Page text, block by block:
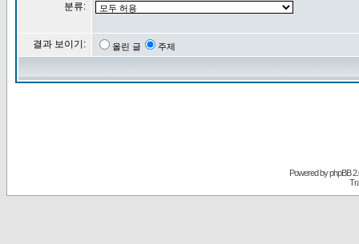
분류:
결과 보이기: 올린 글 주제
Powered byphpBB